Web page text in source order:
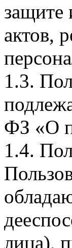
защите
актов,
1.3.
ФЗ «О
1.4.
лица),